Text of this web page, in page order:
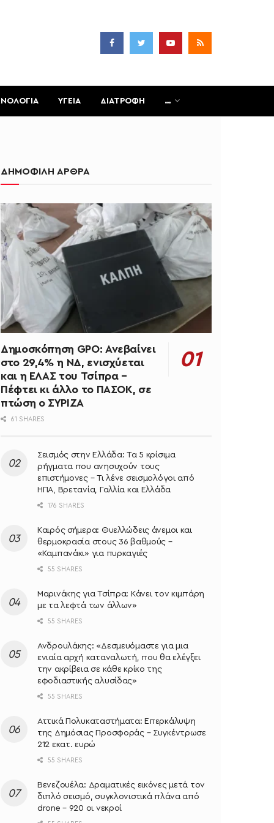
ΥΓΕΙΑ ΔΙΑΤΡΟΦΗ …
ΔΗΜΟΦΙΛΗ ΑΡΘΡΑ
Δημοσκόπηση GPO: Ανεβαίνει
στο 29,4% η ΝΔ, ενισχύεται
και η ΕΛΑΣ του Τσίπρα –
Πέφτει κι άλλο το ΠΑΣΟΚ, σε
πτώση ο ΣΥΡΙΖΑ
61 SHARES
Σεισμός στην Ελλάδα: Τα 5 κρίσιμα
ρήγματα που ανησυχούν τους
επιστήμονες – Τι λένε σεισμολόγοι από
ΗΠΑ, Βρετανία, Γαλλία και Ελλάδα
176 SHARES
Καιρός σήμερα: Θυελλώδεις άνεμοι και
θερμοκρασία στους 36 βαθμούς –
«Καμπανάκι» για πυρκαγιές
55 SHARES
Μαρινάκης για Τσίπρα: Κάνει τον κιμπάρη
με τα λεφτά των άλλων»
55 SHARES
Ανδρουλάκης: «Δεσμευόμαστε για μια
ενιαία αρχή καταναλωτή, που θα ελέγξει
την ακρίβεια σε κάθε κρίκο της
εφοδιαστικής αλυσίδας»
55 SHARES
Αττικά Πολυκαταστήματα: Επερκάλυψη
της Δημόσιας Προσφοράς – Συγκέντρωσε
212 εκατ. ευρώ
55 SHARES
Βενεζουέλα: Δραματικές εικόνες μετά τον
διπλό σεισμό, συγκλονιστικά πλάνα από
drone – 920 οι νεκροί